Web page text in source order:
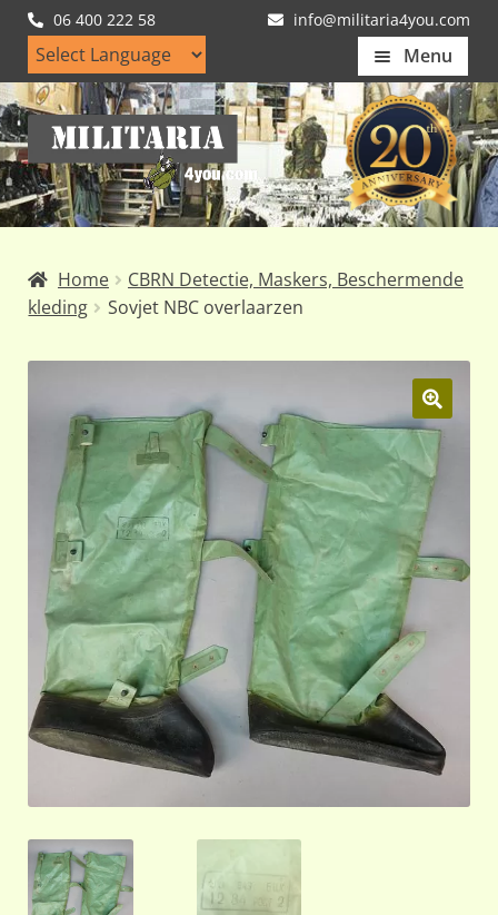
06 400 222 58 info@militaria4you.com
Menu
Home
Artikelen
Nieuws
Klantfotos
Ga
door
naar
navigatie
Ga
naar
de
inhoud
Home
CBRN Detectie, Maskers, Beschermende
kleding
Sovjet NBC overlaarzen
🔍